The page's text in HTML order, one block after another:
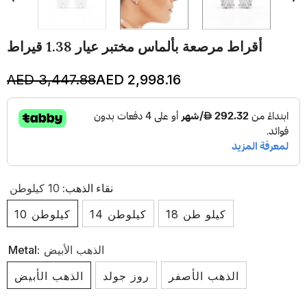
أقراط مرصعة بألماس مختبر عيار 1.38 قيراط
AED 3,447.88AED 2,998.16
نقاء الذهب: 10 كيلوطن
10 كيلوطن
14 كيلوطن 18 كيلو طن
Metal: الذهب الأبيض
الذهب الأبيض
روز جولد الذهب الأصفر